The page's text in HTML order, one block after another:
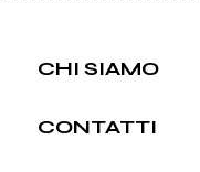
CHI SIAMO
CONTATTI